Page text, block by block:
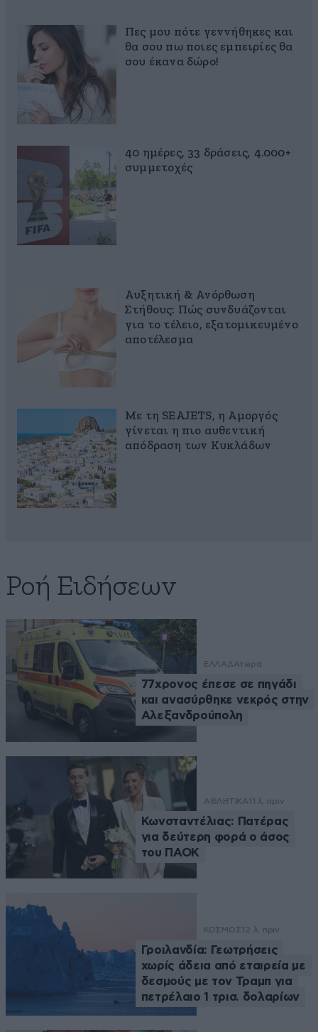
Πες μου πότε γεννήθηκες και
θα σου πω ποιες εμπειρίες θα
σου έκανα δώρο!
40 ημέρες, 33 δράσεις, 4.000+
συμμετοχές
Αυξητική & Ανόρθωση
Στήθους: Πώς συνδυάζονται
για το τέλειο, εξατομικευμένο
αποτέλεσμα
Με τη SEAJETS, η Αμοργός
γίνεται η πιο αυθεντική
απόδραση των Κυκλάδων
Ροή Ειδήσεων
ΕΛΛΑΔΑτώρα
77χρονος έπεσε σε πηγάδι
και ανασύρθηκε νεκρός στην
Αλεξανδρούπολη
ΑΘΛΗΤΙΚΑ 11 λ. πριν
Κωνσταντέλιας: Πατέρας
για δεύτερη φορά ο άσος
του ΠΑΟΚ
ΚΟΣΜΟΣ 12 λ. πριν
Γροιλανδία: Γεωτρήσεις
χωρίς άδεια από εταιρεία με
δεσμούς με τον Τραμπ για
πετρέλαιο 1 τρισ. δολαρίων